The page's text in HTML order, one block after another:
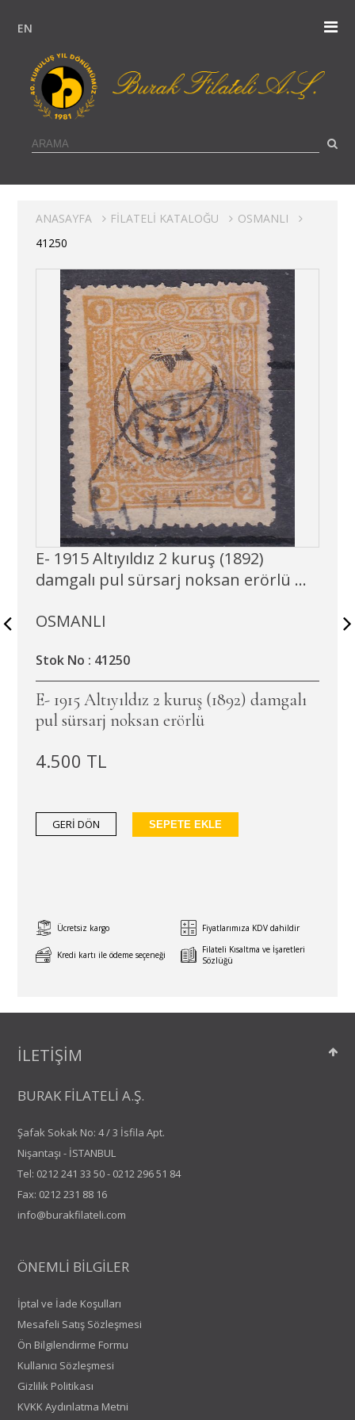
EN
ANASAYFA FİLATELİ KATALOĞU
OSMANLI
41250
E- 1915 Altıyıldız 2 kuruş (1892)
damgalı pul sürsarj noksan erörlü ...
OSMANLI
Stok No : 41250
E- 1915 Altıyıldız 2 kuruş (1892) damgalı
pul sürsarj noksan erörlü
4.500 TL
GERİ DÖN SEPETE EKLE
Ücretsiz kargo Fiyatlarımıza KDV dahildir
Kredi kartı ile ödeme seçeneği
Filateli Kısaltma ve İşaretleri
Sözlüğü
İLETİŞİM
BURAK FİLATELİ A.Ş.
Şafak Sokak No: 4 / 3 İsfila Apt.
Nişantaşı - İSTANBUL
Tel: 0212 241 33 50- 0212 296 51 84
Fax: 0212 231 88 16
info@burakfilateli.com
ÖNEMLİ BİLGİLER
İptal ve İade Koşulları
Mesafeli Satış Sözleşmesi
Ön Bilgilendirme Formu
Kullanıcı Sözleşmesi
Gizlilik Politikası
KVKK Aydınlatma Metni